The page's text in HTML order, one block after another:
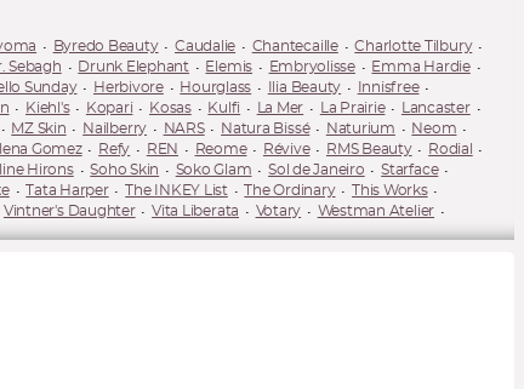
Byredo Beauty Caudalie Chantecaille
Charlotte Tilbury
Sebagh Drunk Elephant Elemis Embryolisse
Emma Hardie
Sunday Herbivore Hourglass Ilia Beauty
Innisfree
Kiehl's Kopari Kosas Kulfi La Mer La Prairie
Lancaster
MZ Skin Nailberry NARS Natura Bissé Naturium
Neom
Gomez Refy REN Reome Révive RMS Beauty
Rodial
Hirons Soho Skin Soko Glam Sol de Janeiro
Starface
Tata Harper The INKEY List The Ordinary
This Works
Vintner's Daughter Vita Liberata Votary
Westman Atelier